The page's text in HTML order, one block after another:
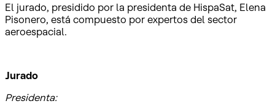
El jurado, presidido por la presidenta de HispaSat, Elena
Pisonero, está compuesto por expertos del sector
aeroespacial.
Jurado
Presidenta: